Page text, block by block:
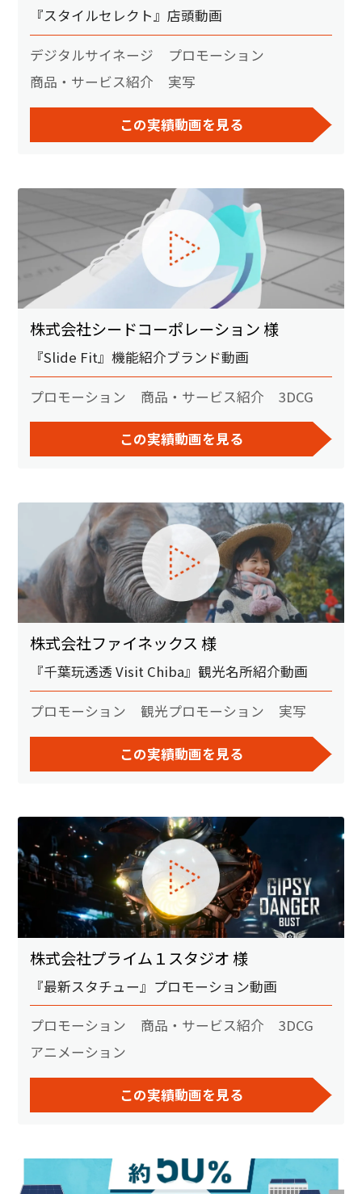
『スタイルセレクト』店頭動画
デジタルサイネージ
プロモーション
商品・サービス紹介
実写
この実績動画を見る
株式会社シードコーポレーション 様
『Slide Fit』機能紹介ブランド動画
プロモーション 商品・サービス紹介 3DCG
この実績動画を見る
株式会社ファイネックス 様
『千葉玩透透 Visit Chiba』観光名所紹介動画
プロモーション 観光プロモーション 実写
この実績動画を見る
株式会社プライム１スタジオ 様
『最新スタチュー』プロモーション動画
プロモーション 商品・サービス紹介
3DCG
アニメーション
この実績動画を見る